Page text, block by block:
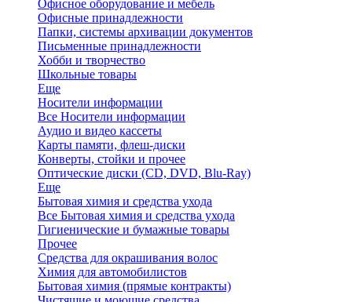
Офисное оборудование и мебель
Офисные принадлежности
Папки, системы архивации документов
Письменные принадлежности
Хобби и творчество
Школьные товары
Еще
Носители информации
Все Носители информации
Аудио и видео кассеты
Карты памяти, флеш-диски
Конверты, стойки и прочее
Оптические диски (CD, DVD, Blu-Ray)
Еще
Бытовая химия и средства ухода
Все Бытовая химия и средства ухода
Гигиенические и бумажные товары
Прочее
Средства для окрашивания волос
Химия для автомобилистов
Бытовая химия (прямые контракты)